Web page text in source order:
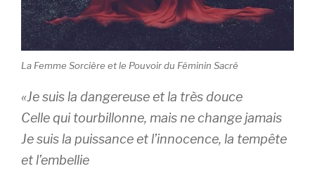
La Femme Sorcière et le Pouvoir du Féminin Sacré
«Je suis la dangereuse et la très douce
Celle qui tourbillonne, mais ne change jamais
Je suis la puissance et l’innocence, la tempête
et l’embellie